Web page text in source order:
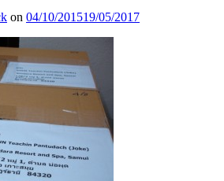
on 04/10/201519/05/2017